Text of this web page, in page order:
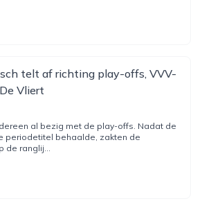
telt af richting play-offs, VVV-
Vliert
al bezig met de play-offs. Nadat de
periodetitel behaalde, zakten de
de ranglij...